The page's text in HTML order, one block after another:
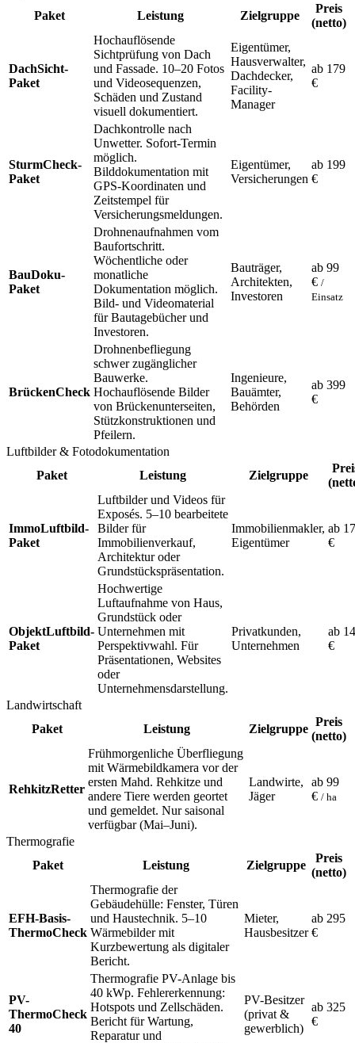
Paket
Leistung Zielgruppe
Preis
(netto)
DachSicht-
Paket
Hochauflösende
Sichtprüfung von Dach
und Fassade. 10–20 Fotos
und Videosequenzen,
Schäden und Zustand
visuell dokumentiert.
Eigentümer,
Hausverwalter,
Dachdecker,
Facility-
Manager
ab 179
€
SturmCheck-
Paket
Dachkontrolle nach
Unwetter. Sofort-Termin
möglich.
Bilddokumentation mit
GPS-Koordinaten und
Zeitstempel für
Versicherungsmeldungen.
Eigentümer,
Versicherungen
ab 199
€
BauDoku-
Paket
Drohnenaufnahmen vom
Baufortschritt.
Wöchentliche oder
monatliche
Dokumentation möglich.
Bild- und Videomaterial
für Bautagebücher und
Investoren.
Bauträger,
Architekten,
Investoren
ab 99
€ /
Einsatz
BrückenCheck
Drohnenbefliegung
schwer zugänglicher
Bauwerke.
Hochauflösende Bilder
von Brückenunterseiten,
Stützkonstruktionen und
Pfeilern.
Ingenieure,
Bauämter,
Behörden
ab 399
€
Luftbilder & Fotodokumentation
Paket
Leistung Zielgruppe
ImmoLuftbild-
Paket
Luftbilder und Videos für
Exposés. 5–10 bearbeitete
Bilder für
Immobilienverkauf,
Architektur oder
Grundstückspräsentation.
Immobilienmakler,
Eigentümer
ab
€
ObjektLuftbild-
Paket
Hochwertige
Luftaufnahme von Haus,
Grundstück oder
Unternehmen mit
Perspektivwahl. Für
Präsentationen, Websites
oder
Unternehmensdarstellung.
Privatkunden,
Unternehmen
ab
€
Landwirtschaft
Paket
Leistung Zielgruppe
Preis
(netto)
RehkitzRetter
Frühmorgenliche Überfliegung
mit Wärmebildkamera vor der
ersten Mahd. Rehkitze und
andere Tiere werden geortet
und gemeldet. Nur saisonal
verfügbar (Mai–Juni).
Landwirte,
Jäger
ab 99
€ / ha
Thermografie
Paket
Leistung Zielgruppe
Preis
(netto)
EFH-Basis-
ThermoCheck
Thermografie der
Gebäudehülle: Fenster, Türen
und Haustechnik. 5–10
Wärmebilder mit
Kurzbewertung als digitaler
Bericht.
Mieter,
Hausbesitzer
ab 295
€
PV-
ThermoCheck
40
Thermografie PV-Anlage bis
40 kWp. Fehlererkennung:
Hotspots und Zellschäden.
Bericht für Wartung,
Reparatur und
PV-Besitzer
(privat &
gewerblich)
ab 325
€